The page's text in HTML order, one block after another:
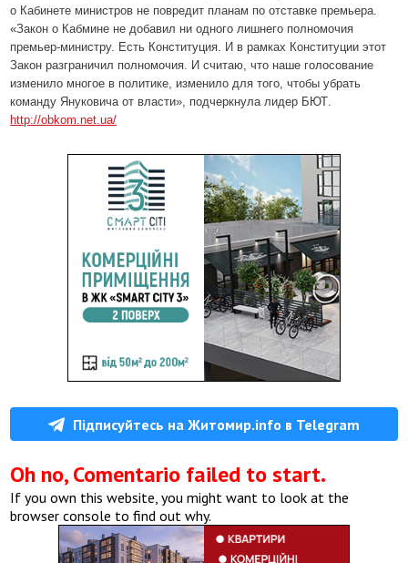
о Кабинете министров не повредит планам по отставке премьера.
«Закон о Кабмине не добавил ни одного лишнего полномочия
премьер-министру. Есть Конституция. И в рамках Конституции этот
Закон разграничил полномочия. И считаю, что наше голосование
изменило многое в политике, изменило для того, чтобы убрать
команду Януковича от власти», подчеркнула лидер БЮТ.
http://obkom.net.ua/
Підписуйтесь на Житомир.info в Telegram
Oh no, Comentario failed to start.
If you own this website, you might want to look at the
browser console to find out why.